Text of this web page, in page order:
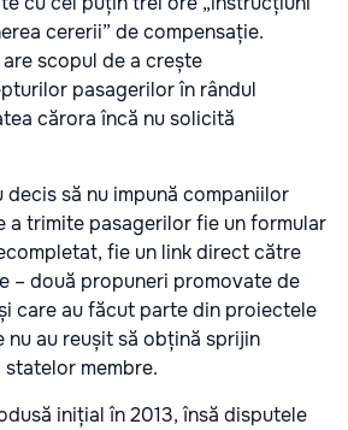
cererii” de compensație.
scopul de a crește
pasagerilor în rândul
cărora încă nu solicită
să nu impună companiilor
a trimite pasagerilor fie un formular
fie un link direct către
– două propuneri promovate de
care au făcut parte din proiectele
nu au reușit să obțină sprijin
membre.
inițial în 2013, însă disputele